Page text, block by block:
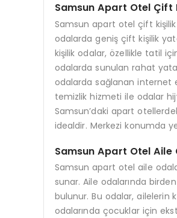
Samsun Apart Otel Çift
Samsun apart otel çift
odalarda geniş çift kişilik
kişilik odalar, özellikle tatil
odalarda sunulan rahat
odalarda sağlanan internet
temizlik hizmeti ile odalar
Samsun’daki apart
idealdir. Merkezi konumda
Samsun Apart Otel Aile
Samsun apart otel aile
sunar. Aile odalarında
bulunur. Bu odalar, ailelerin
odalarında çocuklar için